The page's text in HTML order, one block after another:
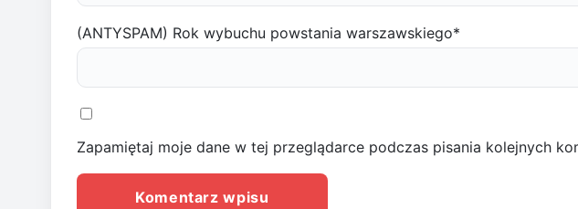
(ANTYSPAM) Rok wybuchu powstania warszawskiego*
Zapamiętaj moje dane w tej przeglądarce podczas pisania kolejnych